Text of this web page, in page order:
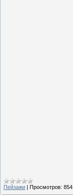
Пейзажи Просмотров: 854